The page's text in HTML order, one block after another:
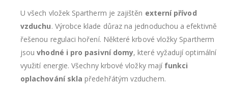
U všech vložek Spartherm je zajištěn externí přívod
vzduchu. Výrobce klade důraz na jednoduchou a efektivně
řešenou regulaci hoření. Některé krbové vložky Spartherm
jsouvhodné i pro pasivní domy, které vyžadují optimální
využití energie. Všechny krbové vložky mají funkci
oplachování skla předehřátým vzduchem.